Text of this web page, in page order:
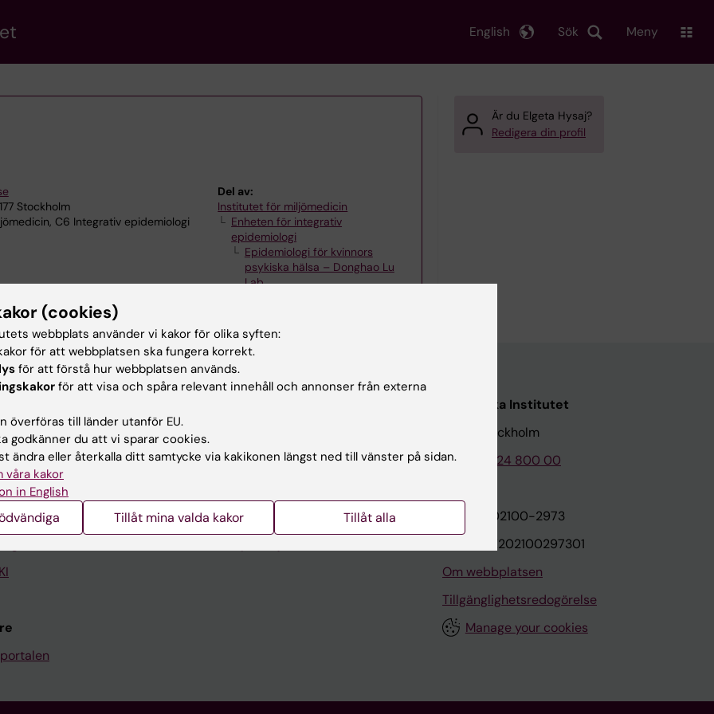
Sök
English Meny
Stockholm
C6 Integrativ epidemiologi
Del av:
Institutet för miljömedicin
Enheten för integrativ
epidemiologi
Epidemiologi för kvinnors
psykiska hälsa – Donghao Lu
Lab
Är du Elgeta Hysaj?
Redigera din profil
Universitetsbiblioteket
Stöd forskning och utbildning
Karolinska Institutet Innovation
Karolinska Institutet
171 77 Stockholm
Tel: 08-524 800 00
Org.nr: 202100-2973
VAT.nr: SE202100297301
Om webbplatsen
Tillgänglighetsredogörelse
Manage your cookies
(cookies)
webbplats använder vi kakor för olika syften:
för att webbplatsen ska fungera korrekt.
för att förstå hur webbplatsen används.
för att visa och spåra relevant innehåll och annonser från externa
överföras till länder utanför EU.
godkänner du att vi sparar cookies.
ändra eller återkalla ditt samtycke via kakikonen längst ned till vänster på sidan.
våra kakor
in English
Tillåt mina valda kakor Tillåt alla